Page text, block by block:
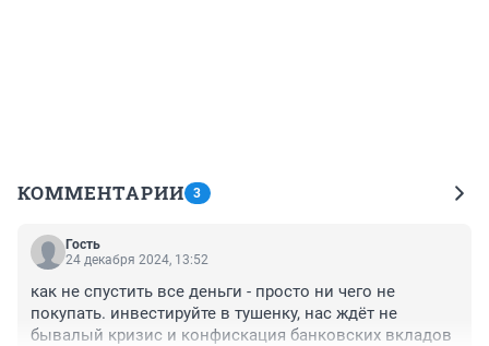
КОММЕНТАРИИ 3
Гость
24 декабря 2024, 13:52
как не спустить все деньги - просто ни чего не
покупать. инвестируйте в тушенку, нас ждёт не
бывалый кризис и конфискация банковских вкладов